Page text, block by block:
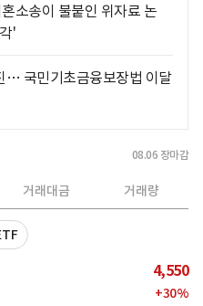
소송이 불붙인 위자료 논
'
… 국민기초금융보장법 이달
08.06 장마감
거래대금 거래량
4,550
+30%